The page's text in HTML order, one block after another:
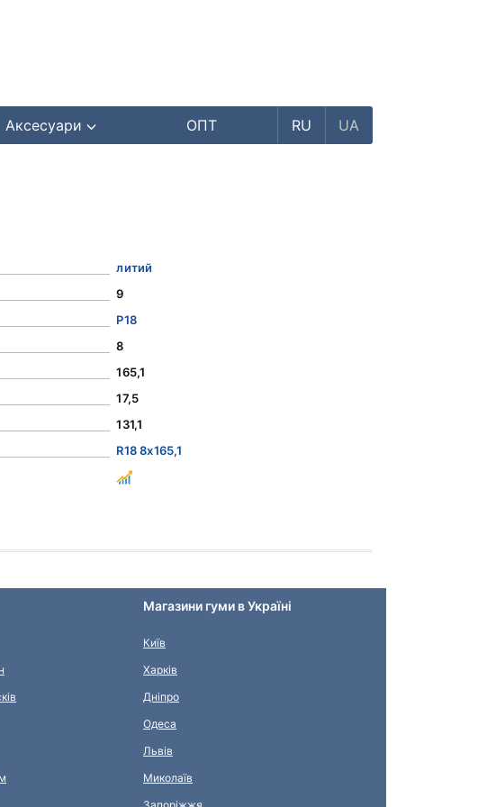
Аксесуари ОПТ RU UA
литий
9
Р18
8
165,1
17,5
131,1
R18 8x165,1
Магазини гуми в Україні
Київ
Харків
Дніпро
Одеса
Львів
Миколаїв